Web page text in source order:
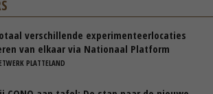
verschillende experimenteerlocaties
van elkaar via Nationaal Platform
PLATTELAND